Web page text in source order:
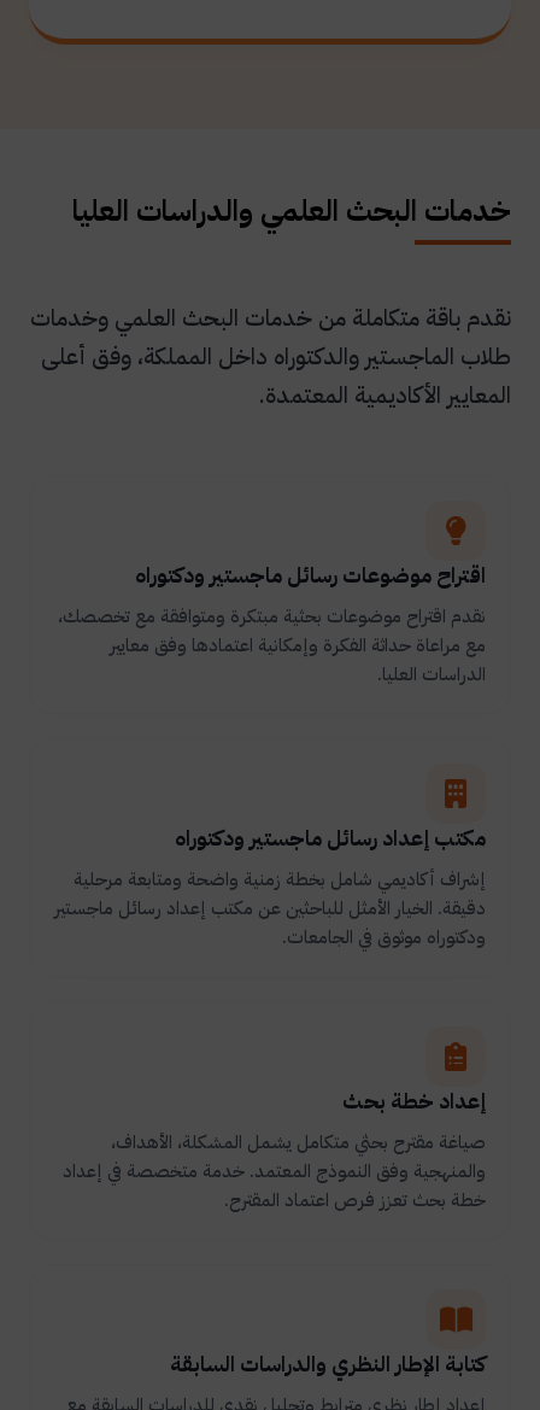
خدمات البحث العلمي والدراسات العليا
نقدم باقة متكاملة من خدمات البحث العلمي وخدمات
طلاب الماجستير والدكتوراه داخل المملكة، وفق أعلى
المعايير الأكاديمية المعتمدة.
اقتراح موضوعات رسائل ماجستير ودكتوراه
نقدم اقتراح موضوعات بحثية مبتكرة ومتوافقة مع تخصصك،
مع مراعاة حداثة الفكرة وإمكانية اعتمادها وفق معايير
الدراسات العليا.
مكتب إعداد رسائل ماجستير ودكتوراه
إشراف أكاديمي شامل بخطة زمنية واضحة ومتابعة مرحلية
دقيقة. الخيار الأمثل للباحثين عن مكتب إعداد رسائل ماجستير
ودكتوراه موثوق في الجامعات.
إعداد خطة بحث
صياغة مقترح بحثي متكامل يشمل المشكلة، الأهداف،
والمنهجية وفق النموذج المعتمد. خدمة متخصصة في إعداد
خطة بحث تعزز فرص اعتماد المقترح.
كتابة الإطار النظري والدراسات السابقة